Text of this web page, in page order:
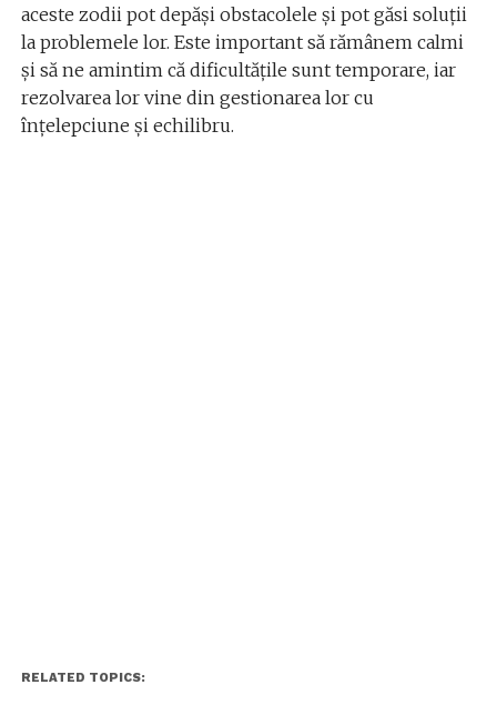
aceste zodii pot depăși obstacolele și pot găsi soluții
la problemele lor. Este important să rămânem calmi
și să ne amintim că dificultățile sunt temporare, iar
rezolvarea lor vine din gestionarea lor cu
înțelepciune și echilibru.
RELATED TOPICS: